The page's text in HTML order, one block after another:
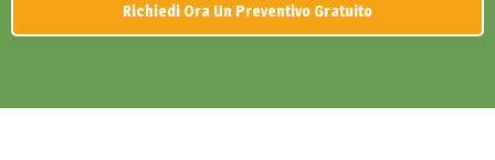
Richiedi Ora Un Preventivo Gratuito